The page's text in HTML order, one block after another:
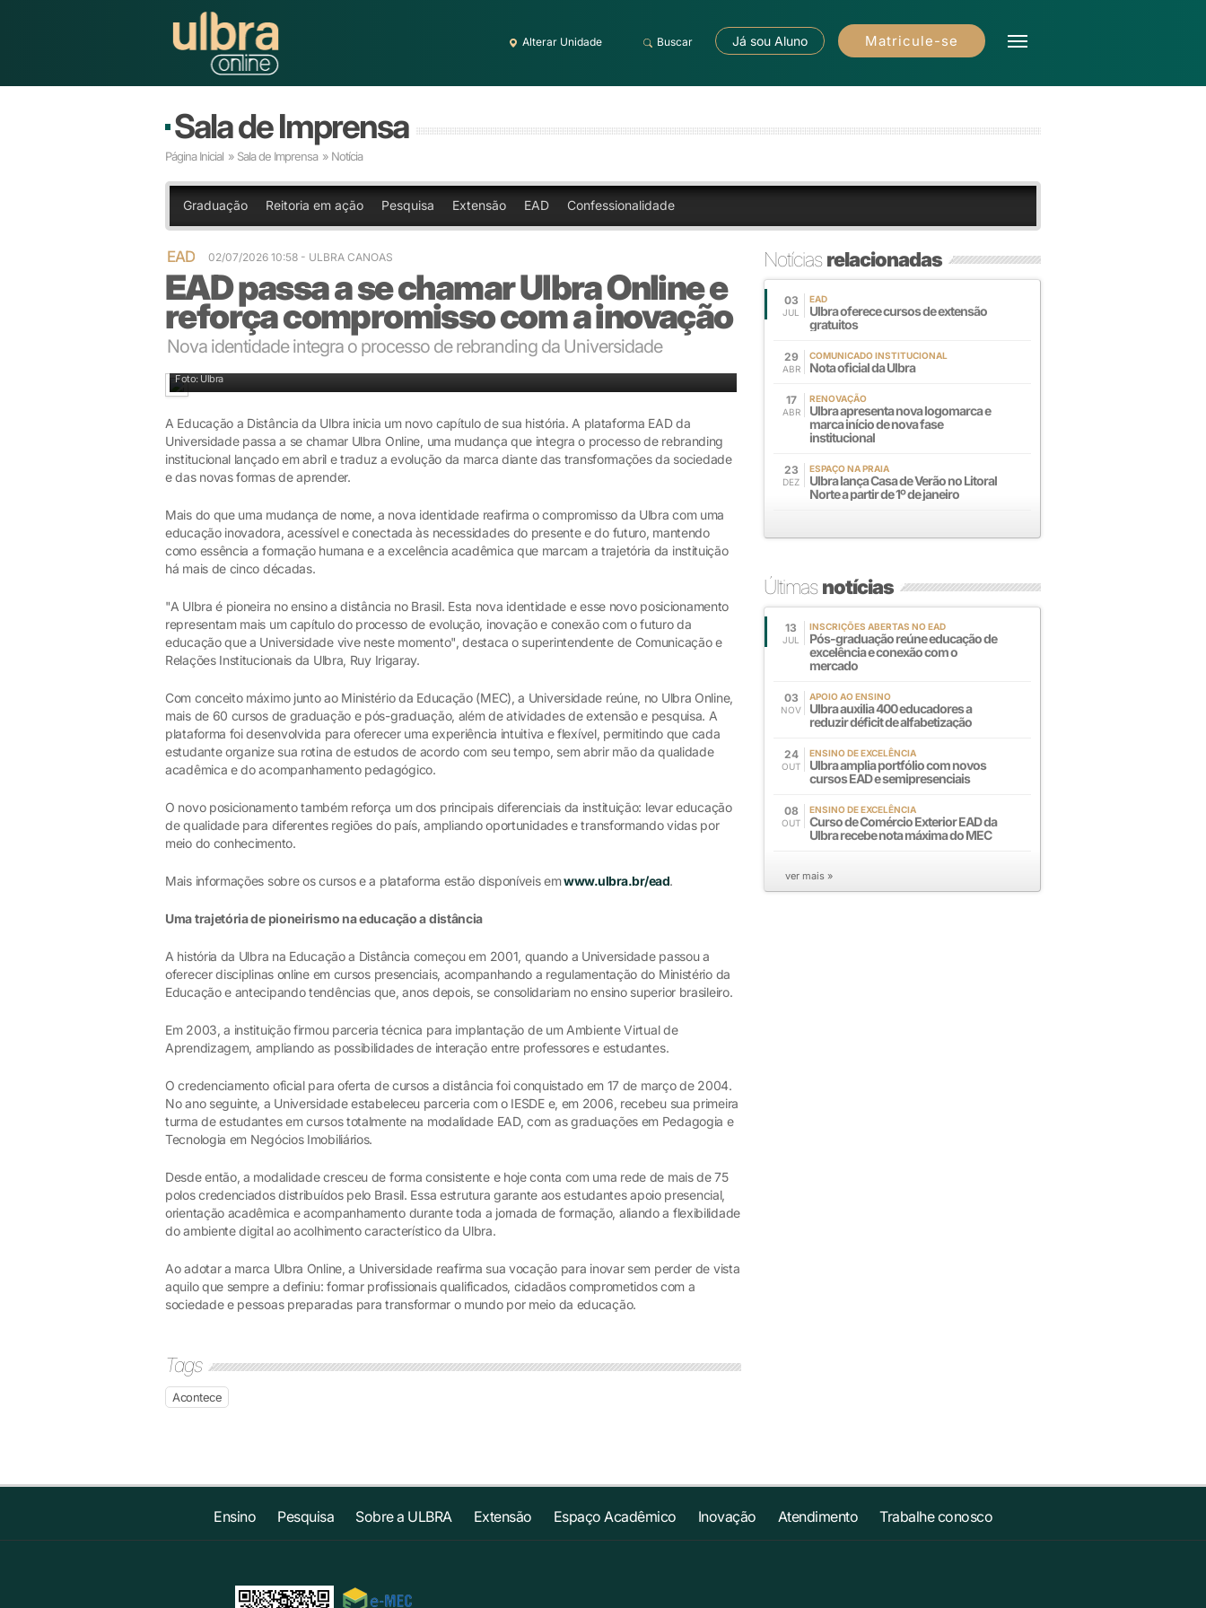
Alterar Unidade Buscar Já sou Aluno Matricule-se
Sala de Imprensa
Página Inicial » Sala de Imprensa » Notícia
Graduação Reitoria em ação Pesquisa Extensão EAD Confessionalidade
EAD 02/07/2026 10:58 - ULBRA CANOAS
EAD passa a se chamar Ulbra Online e
reforça compromisso com a inovação
Nova identidade integra o processo de rebranding da Universidade
Foto: Ulbra
A Educação a Distância da Ulbra inicia um novo capítulo de sua história. A plataforma EAD da
Universidade passa a se chamar Ulbra Online, uma mudança que integra o processo de rebranding
institucional lançado em abril e traduz a evolução da marca diante das transformações da sociedade
e das novas formas de aprender.
Mais do que uma mudança de nome, a nova identidade reafirma o compromisso da Ulbra com uma
educação inovadora, acessível e conectada às necessidades do presente e do futuro, mantendo
como essência a formação humana e a excelência acadêmica que marcam a trajetória da instituição
há mais de cinco décadas.
"A Ulbra é pioneira no ensino a distância no Brasil. Esta nova identidade e esse novo posicionamento
representam mais um capítulo do processo de evolução, inovação e conexão com o futuro da
educação que a Universidade vive neste momento", destaca o superintendente de Comunicação e
Relações Institucionais da Ulbra, Ruy Irigaray.
Com conceito máximo junto ao Ministério da Educação (MEC), a Universidade reúne, no Ulbra Online,
mais de 60 cursos de graduação e pós-graduação, além de atividades de extensão e pesquisa. A
plataforma foi desenvolvida para oferecer uma experiência intuitiva e flexível, permitindo que cada
estudante organize sua rotina de estudos de acordo com seu tempo, sem abrir mão da qualidade
acadêmica e do acompanhamento pedagógico.
O novo posicionamento também reforça um dos principais diferenciais da instituição: levar educação
de qualidade para diferentes regiões do país, ampliando oportunidades e transformando vidas por
meio do conhecimento.
Mais informações sobre os cursos e a plataforma estão disponíveis emwww.ulbra.br/ead.
Uma trajetória de pioneirismo na educação a distância
A história da Ulbra na Educação a Distância começou em 2001, quando a Universidade passou a
oferecer disciplinas online em cursos presenciais, acompanhando a regulamentação do Ministério da
Educação e antecipando tendências que, anos depois, se consolidariam no ensino superior brasileiro.
Em 2003, a instituição firmou parceria técnica para implantação de um Ambiente Virtual de
Aprendizagem, ampliando as possibilidades de interação entre professores e estudantes.
O credenciamento oficial para oferta de cursos a distância foi conquistado em 17 de março de 2004.
No ano seguinte, a Universidade estabeleceu parceria com o IESDE e, em 2006, recebeu sua primeira
turma de estudantes em cursos totalmente na modalidade EAD, com as graduações em Pedagogia e
Tecnologia em Negócios Imobiliários.
Desde então, a modalidade cresceu de forma consistente e hoje conta com uma rede de mais de 75
polos credenciados distribuídos pelo Brasil. Essa estrutura garante aos estudantes apoio presencial,
orientação acadêmica e acompanhamento durante toda a jornada de formação, aliando a flexibilidade
do ambiente digital ao acolhimento característico da Ulbra.
Ao adotar a marca Ulbra Online, a Universidade reafirma sua vocação para inovar sem perder de vista
aquilo que sempre a definiu: formar profissionais qualificados, cidadãos comprometidos com a
sociedade e pessoas preparadas para transformar o mundo por meio da educação.
Tags
Acontece
Notíciasrelacionadas
03
JUL
EAD
Ulbra oferece cursos de extensão
gratuitos
29
ABR
COMUNICADO INSTITUCIONAL
Nota oficial da Ulbra
17
ABR
RENOVAÇÃO
Ulbra apresenta nova logomarca e
marca início de nova fase
institucional
23
DEZ
ESPAÇO NA PRAIA
Ulbra lança Casa de Verão no Litoral
Norte a partir de 1º de janeiro
Últimasnotícias
13
JUL
INSCRIÇÕES ABERTAS NO EAD
Pós-graduação reúne educação de
excelência e conexão com o
mercado
03
NOV
APOIO AO ENSINO
Ulbra auxilia 400 educadores a
reduzir déficit de alfabetização
24
OUT
ENSINO DE EXCELÊNCIA
Ulbra amplia portfólio com novos
cursos EAD e semipresenciais
08
OUT
ENSINO DE EXCELÊNCIA
Curso de Comércio Exterior EAD da
Ulbra recebe nota máxima do MEC
ver mais »
Ensino Pesquisa Sobre a ULBRA Extensão Espaço Acadêmico Inovação Atendimento Trabalhe conosco